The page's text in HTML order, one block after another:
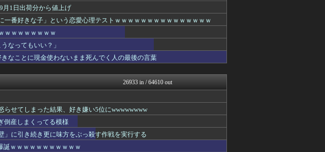
推移 「当たれば一攫...
に見えない何かが見えてい...
ガラパゴスジャパン - 海...
アナきゃぷ速報
使うために育てる価...
「どうせアメリカは...
Red4 海外の反応まとめ
おかしいだろ！」政府の...
韓国ニュース反応まとめ
ゃくちゃにヤってしま...
ポッカキット
カンダタ速報
ゼリー飲料持参も
資格ちゃんねる
万円しか回収で...
ナウンサーwwwwww
乃木坂46まとめ 乃木りん...
ｗｗｗｗ...
なんじぇいスタジアム＠なん...
たの？」→医師の厳しい...
提供＝韓国SNS...
国難にあってもの申す！！
ネギ速
メディア！
月1日出荷分から値上げ
一番好きな子」という恋愛心理テストｗｗｗｗｗｗｗｗｗｗｗｗｗｗｗ
ｗｗｗｗｗｗｗｗ
なってもいい？」
なことに現金使わないまま死んでく人の最後の言葉
26933 in / 64610 out
らせてしまった結果、好き嫌い5位にwwwwwwww
倒産しまくってる模様
」に引き続き更に味方をぶっ殺す作戦を実行する
誕ｗｗｗｗｗｗｗｗｗｗｗ